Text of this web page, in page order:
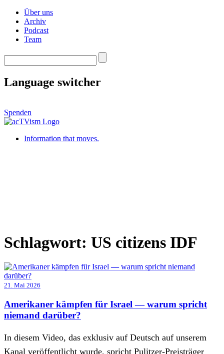
Über uns
Archiv
Podcast
Team
Language switcher
Spenden
Information that moves.
Schlagwort: US citizens IDF
21. Mai 2026
Amerikaner kämpfen für Israel — warum spricht
niemand darüber?
In diesem Video, das exklusiv auf Deutsch auf unserem
Kanal veröffentlicht wurde, spricht Pulitzer-Preisträger